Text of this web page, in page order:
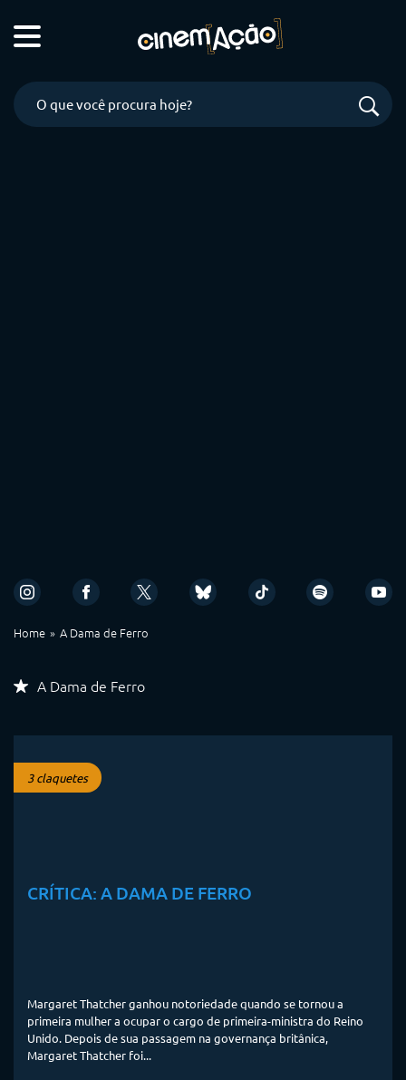
Home A Dama de Ferro
A Dama de Ferro
3 claquetes
CRÍTICA: A DAMA DE FERRO
Margaret Thatcher ganhou notoriedade quando se tornou a
primeira mulher a ocupar o cargo de primeira-ministra do Reino
Unido. Depois de sua passagem na governança britânica,
Margaret Thatcher foi...